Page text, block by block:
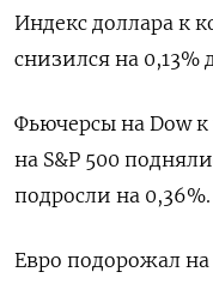
Индекс доллара к
снизился на 0,13%
Фьючерсы на Dow
на S&P 500
подросли на 0,36%.
Евро подорожал на